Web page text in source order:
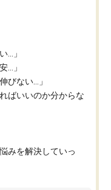
…」
…」
びない…」
ばいいのか分からな
みを解決していっ